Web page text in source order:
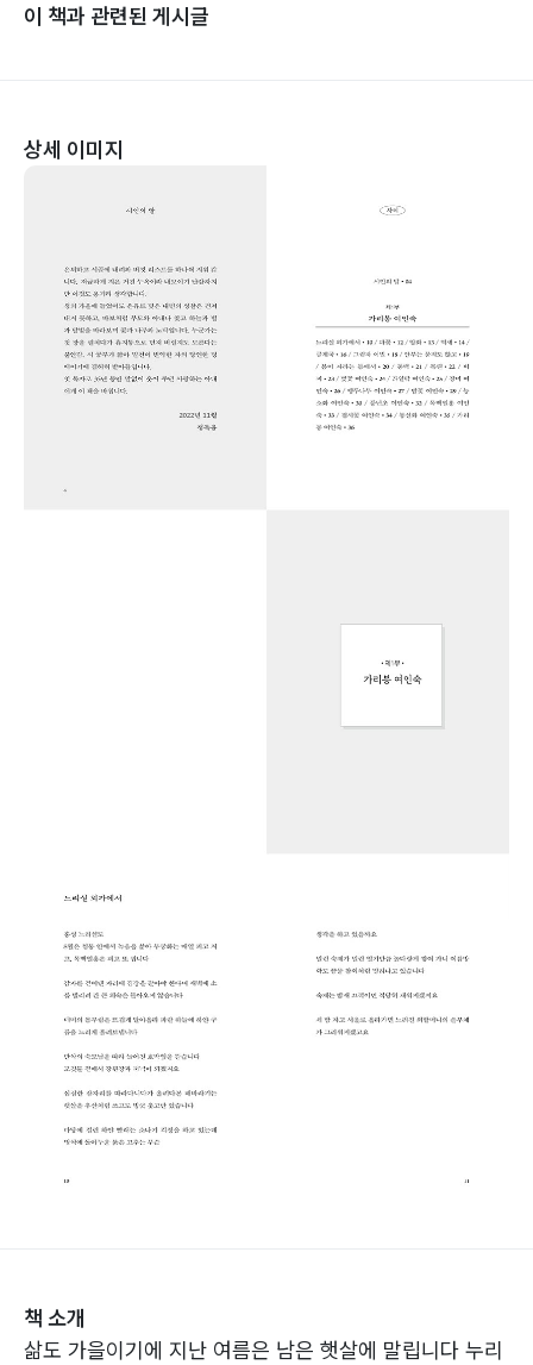
이 책과 관련된 게시글
상세 이미지
책 소개
삶도 가을이기에 지난 여름은 남은 햇살에 말립니다 누리